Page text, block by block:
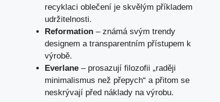
recyklaci oblečení je skvělým příkladem
udržitelnosti.
Reformation – známá svým trendy
designem a transparentním přístupem k
výrobě.
Everlane – prosazují filozofii „raději
minimalismus než přepych“ a přitom se
neskrývají před náklady na výrobu.